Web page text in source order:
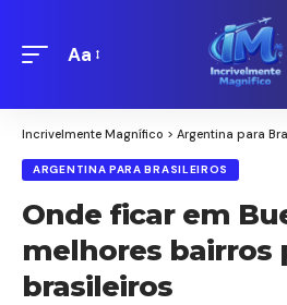
Redimensionamento
fontes
Aa
Incrivelmente Magnífico > Argentina para
ARGENTINA PARA BRASILEIROS
Onde ficar em
melhores bairros
brasileiros